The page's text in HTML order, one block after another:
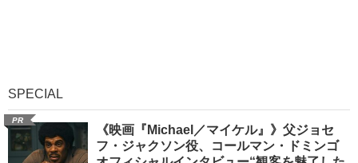
SPECIAL
PR
《映画『Michael／マイケル』》父ジョセ
フ・ジャクソン役、コールマン・ドミンゴ